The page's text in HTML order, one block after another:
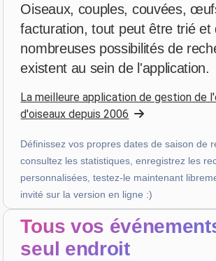
C. M. Brasil
starstarstarstarstar
“Tudo bom”
il y a 3 semaines
starstarstarstar star_border
“Je rencontre des bugues”
il y a 3 semaines
A... Italy
starstar starstarstar
Oiseaux, couples, couvées,
facturation, tout peut être trié et
nombreuses possibilités de
existent au sein de l'application.
La meilleure application de gestion de
d'oiseaux depuis 2006
Définissez vos propres dates de saison de
consultez les statistiques, enregistrez les
personnalisées, testez-le maintenant
invité sur la version en ligne :)
Tous vos
seul endroit